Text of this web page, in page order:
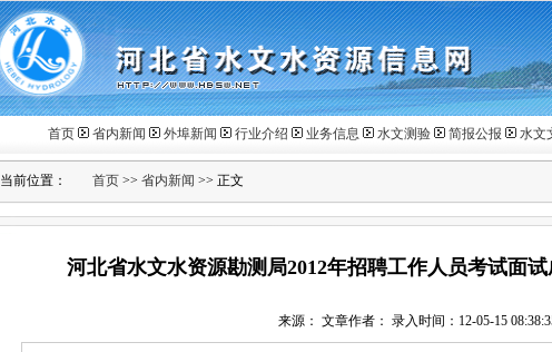
首页 省内新闻 外埠新闻 行业介绍 业务信息 水文测验 简报公报 水文
当前位置： 首页 >> 省内新闻 >> 正文
河北省水文水资源勘测局2012年招聘工作人员考试面
来源： 文章作者： 录入时间：12-05-15